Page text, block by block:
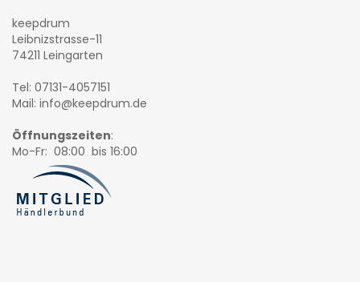
keepdrum
Leibnizstrasse-11
74211 Leingarten
Tel: 07131-4057151
Mail: info@keepdrum.de
Öffnungszeiten:
Mo-Fr: 08:00 bis 16:00